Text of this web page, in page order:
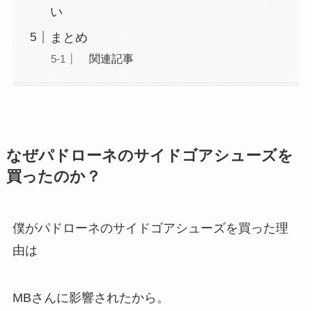
い
まとめ
関連記事
なぜパドローネのサイドゴアシューズを
買ったのか？
僕がパドローネのサイドゴアシューズを買った理
由は
MBさんに影響されたから。